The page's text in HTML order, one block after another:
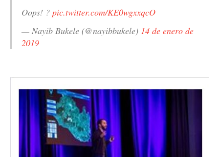
Oops! ? pic.twitter.com/KE0wgxxqcO
— Nayib Bukele (@nayibbukele) 14 de enero de
2019